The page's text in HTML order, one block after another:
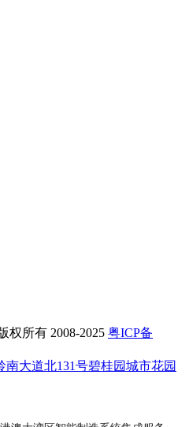
权所有 2008-2025 粤ICP备
大道北131号碧桂园城市花园